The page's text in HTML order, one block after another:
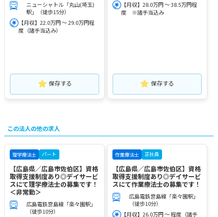
ニューシャトル「丸山(埼玉)
駅」（徒歩15分）
【月収】22.0万円 ～ 29.0万円程
度（諸手当込み）
保存する
【月収】28.0万円 ～ 38.5万円程
度 ※諸手当込み
保存する
この法人の他の求人
理学療法士 パート
【広島県／広島市佐伯区】資格
取得支援制度あり◎デイサービ
スにて理学療法士の募集です！
＜非常勤＞
広島電鉄宮島線「楽々園駅」
（徒歩10分）
作業療法士 正社員
【広島県／広島市佐伯区】資格
取得支援制度あり◎デイサービ
スにて作業療法士の募集です！
広島電鉄宮島線「楽々園駅」
（徒歩10分）
【月収】26.0万円 ～ 程度（諸手